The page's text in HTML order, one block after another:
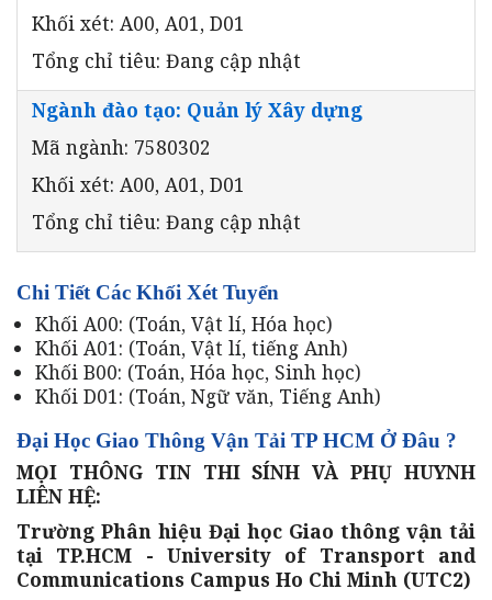
Khối xét: A00, A01, D01
Tổng chỉ tiêu: Đang cập nhật
Ngành đào tạo: Quản lý Xây dựng
Mã ngành: 7580302
Khối xét: A00, A01, D01
Tổng chỉ tiêu: Đang cập nhật
Chi Tiết Các Khối Xét Tuyển
Khối A00: (Toán, Vật lí, Hóa học)
Khối A01: (Toán, Vật lí, tiếng Anh)
Khối B00: (Toán, Hóa học, Sinh học)
Khối D01: (Toán, Ngữ văn, Tiếng Anh)
Đại Học Giao Thông Vận Tải TP HCM Ở Đâu ?
MỌI THÔNG TIN THI SÍNH VÀ PHỤ HUYNH
LIÊN HỆ:
Trường Phân hiệu Đại học Giao thông vận tải
tại TP.HCM - University of Transport and
Communications Campus Ho Chi Minh (UTC2)